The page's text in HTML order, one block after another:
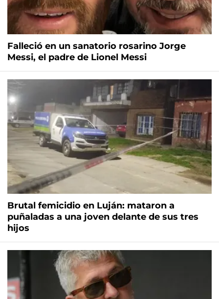
Falleció en un sanatorio rosarino Jorge
Messi, el padre de Lionel Messi
Brutal femicidio en Luján: mataron a
puñaladas a una joven delante de sus tres
hijos